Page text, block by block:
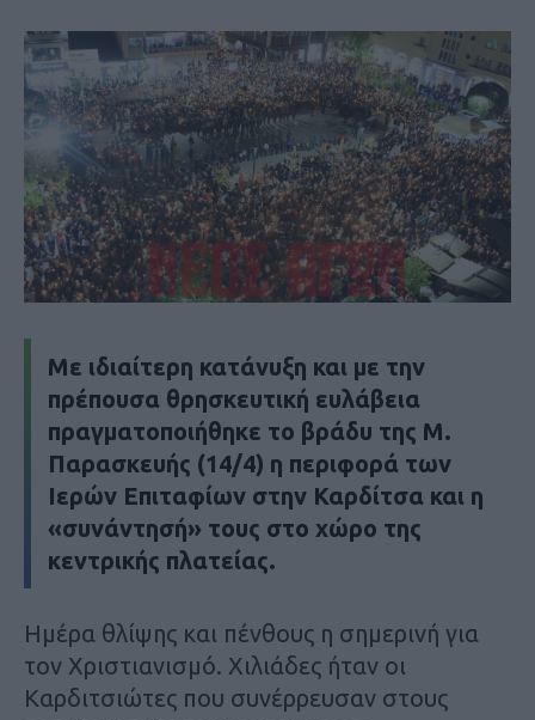
Με ιδιαίτερη κατάνυξη και με την
πρέπουσα θρησκευτική ευλάβεια
πραγματοποιήθηκε το βράδυ της Μ.
Παρασκευής (14/4) η περιφορά των
Ιερών Επιταφίων στην Καρδίτσα και η
«συνάντησή» τους στο χώρο της
κεντρικής πλατείας.
Ημέρα θλίψης και πένθους η σημερινή για
τον Χριστιανισμό. Χιλιάδες ήταν οι
Καρδιτσιώτες που συνέρρευσαν στους